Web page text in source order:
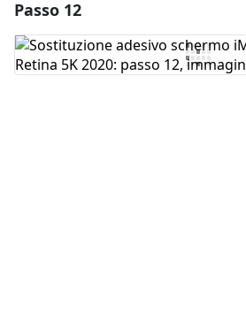
Aggiungi Commento
Passo 12